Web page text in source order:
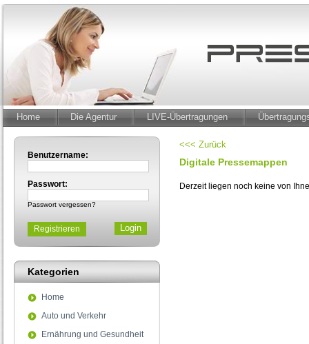
Home Die Agentur LIVE-Übertragungen
Benutzername:
Passwort:
Passwort vergessen?
Registrieren
Kategorien
Home
Auto und Verkehr
Ernährung und Gesundheit
<<< Zurück
Digitale Pressemappen
Derzeit liegen noch keine von